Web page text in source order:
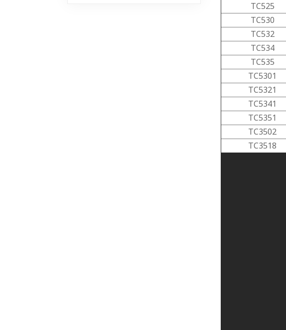
TC525
TC530
TC532
TC534
TC535
TC5301
TC5321
TC5341
TC5351
TC3502
TC3518